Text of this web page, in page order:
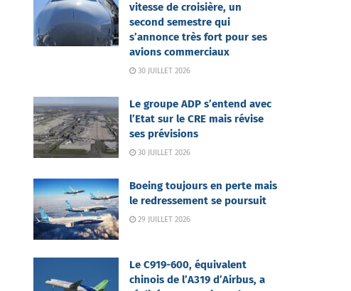
vitesse de croisière, un
second semestre qui
s’annonce très fort pour ses
avions commerciaux
30 JUILLET 2026
Le groupe ADP s’entend avec
l’Etat sur le CRE mais révise
ses prévisions
30 JUILLET 2026
Boeing toujours en perte mais
le redressement se poursuit
29 JUILLET 2026
Le C919-600, équivalent
chinois de l’A319 d’Airbus, a